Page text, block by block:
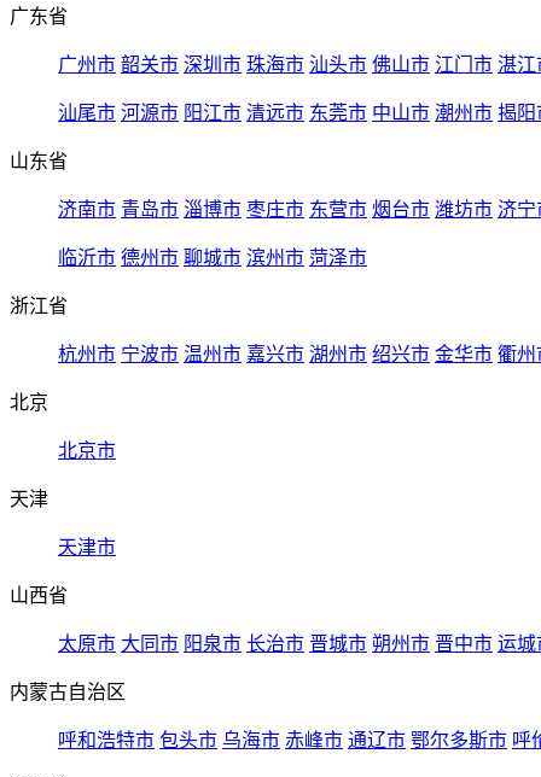
广东省
广州市 韶关市 深圳市 珠海市 汕头市 佛山市 江门市 湛江
汕尾市 河源市 阳江市 清远市 东莞市 中山市 潮州市 揭阳
山东省
济南市 青岛市 淄博市 枣庄市 东营市 烟台市 潍坊市 济宁
临沂市 德州市 聊城市 滨州市 菏泽市
浙江省
杭州市 宁波市 温州市 嘉兴市 湖州市 绍兴市 金华市 衢州
北京
北京市
天津
天津市
山西省
太原市 大同市 阳泉市 长治市 晋城市 朔州市 晋中市 运城
内蒙古自治区
呼和浩特市 包头市 乌海市 赤峰市 通辽市 鄂尔多斯市 呼